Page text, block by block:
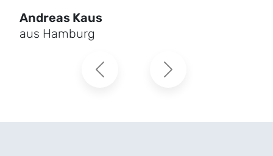
Andreas Kaus
aus Hamburg
Previous Next